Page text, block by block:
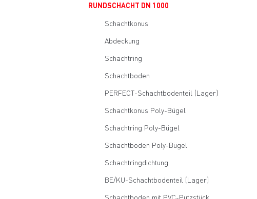
RUNDSCHACHT DN 1000
Schachtkonus
Abdeckung
Schachtring
Schachtboden
PERFECT-Schachtbodenteil (Lager)
Schachtkonus Poly-Bügel
Schachtring Poly-Bügel
Schachtboden Poly-Bügel
Schachtringdichtung
BE/KU-Schachtbodenteil (Lager)
Schachtboden mit PVC-Putzstück